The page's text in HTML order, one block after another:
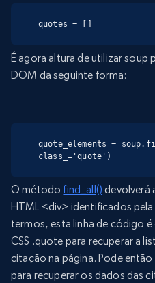
quotes = []
É agora altura de utilizar soup
DOM da seguinte forma:
quote_elements =
class_='quote')
O método find_all() devolverá
HTML <div> identificados
termos, esta linha de código
CSS .quote para recuperar a
citação na página. Pode
para recuperar os dados das